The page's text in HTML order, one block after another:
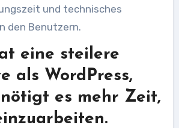
und technisches
den Benutzern.
eine steilere
als WordPress,
es mehr Zeit,